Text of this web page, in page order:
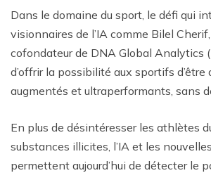
Dans le domaine du sport, le défi qui
visionnaires de l’IA comme Bilel
cofondateur de DNA Global Analytics
d’offrir la possibilité aux sportifs d’être
augmentés et ultraperformants, sans
En plus de désintéresser les athlètes
substances illicites, l’IA et les
permettent aujourd’hui de détecter le